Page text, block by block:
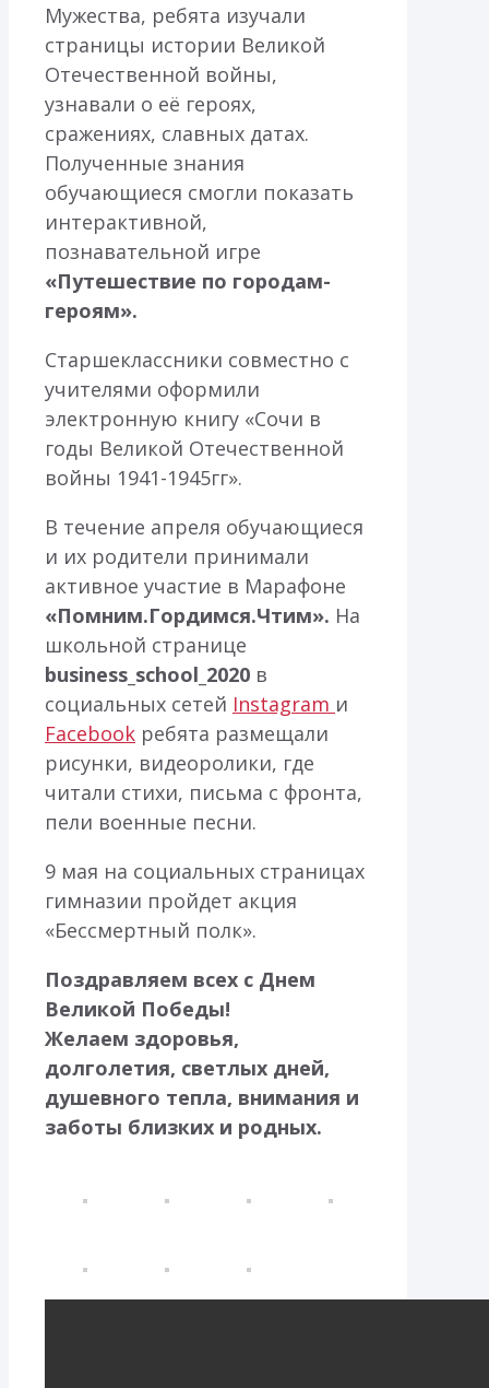
Мужества, ребята изучали
страницы истории Великой
Отечественной войны,
узнавали о её героях,
сражениях, славных датах.
Полученные знания
обучающиеся смогли показать
интерактивной,
познавательной игре
«Путешествие по городам-
героям».
Старшеклассники совместно с
учителями оформили
электронную книгу «Сочи в
годы Великой Отечественной
войны 1941-1945гг».
В течение апреля обучающиеся
и их родители принимали
активное участие в Марафоне
«Помним.Гордимся.Чтим». На
школьной странице
business school _2020 в
социальных сетей Instagram и
Faсеbook ребята размещали
рисунки, видеоролики, где
читали стихи, письма с фронта,
пели военные песни.
9 мая на социальных страницах
гимназии пройдет акция
«Бессмертный полк».
Поздравляем всех с Днем
Великой Победы!
Желаем здоровья,
долголетия, светлых дней,
душевного тепла, внимания и
заботы близких и родных.